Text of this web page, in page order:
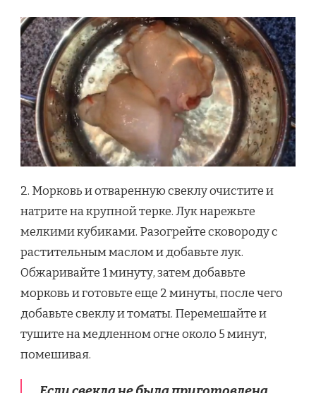
2. Морковь и отваренную свеклу очистите и
натрите на крупной терке. Лук нарежьте
мелкими кубиками. Разогрейте сковороду с
растительным маслом и добавьте лук.
Обжаривайте 1 минуту, затем добавьте
морковь и готовьте еще 2 минуты, после чего
добавьте свеклу и томаты. Перемешайте и
тушите на медленном огне около 5 минут,
помешивая.